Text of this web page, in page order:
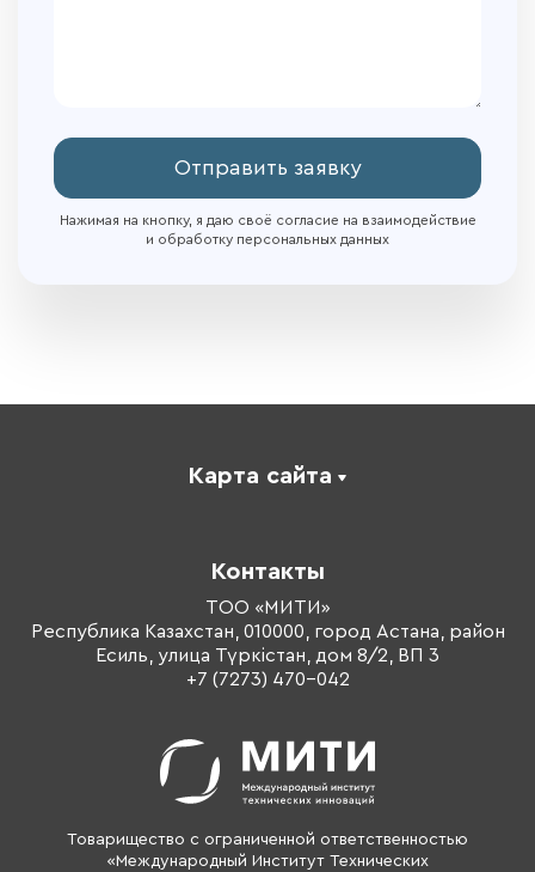
Отправить заявку
Нажимая на кнопку, я даю своё согласие на взаимодействие
и обработку персональных данных
Товарищество с ограниченной ответственностью
«Международный Институт Технических
Карта сайта
Оплата обучения
Тренеры
О компании
Контакты
Контакты
ТОО «МИТИ»
Республика Казахстан, 010000, город Астана, район
Есиль, улица Түркістан, дом 8/2, ВП 3
+7 (7273) 470-042